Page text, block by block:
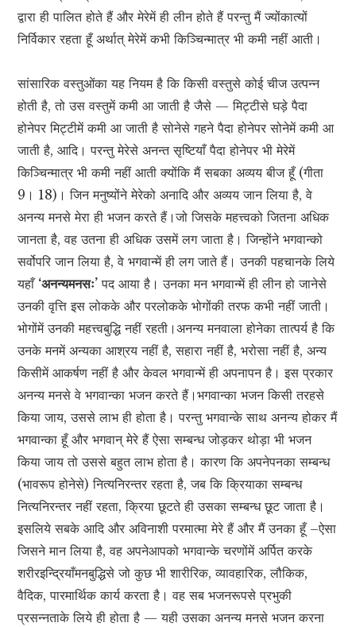
द्वारा ही पालित होते हैं और मेरेमें ही लीन होते हैं परन्तु मैं ज्योंकात्यों
निर्विकार रहता हूँ अर्थात् मेरेमें कभी किञ्चिन्मात्र भी कमी नहीं आती।
सांसारिक वस्तुओंका यह नियम है कि किसी वस्तुसे कोई चीज उत्पन्न
होती है, तो उस वस्तुमें कमी आ जाती है जैसे — मिट्टीसे घड़े पैदा
होनेपर मिट्टीमें कमी आ जाती है सोनेसे गहने पैदा होनेपर सोनेमें कमी आ
जाती है, आदि। परन्तु मेरेसे अनन्त सृष्टियाँ पैदा होनेपर भी मेरेमें
किञ्चिन्मात्र भी कमी नहीं आती क्योंकि मैं सबका अव्यय बीज हूँ (गीता
9। 18)। जिन मनुष्योंने मेरेको अनादि और अव्यय जान लिया है, वे
अनन्य मनसे मेरा ही भजन करते हैं।जो जिसके महत्त्वको जितना अधिक
जानता है, वह उतना ही अधिक उसमें लग जाता है। जिन्होंने भगवान्को
सर्वोपरि जान लिया है, वे भगवान्में ही लग जाते हैं। उनकी पहचानके लिये
यहाँ ‘अनन्यमनसः’ पद आया है। उनका मन भगवान्में ही लीन हो जानेसे
उनकी वृत्ति इस लोकके और परलोकके भोगोंकी तरफ कभी नहीं जाती।
भोगोंमें उनकी महत्त्वबुद्धि नहीं रहती।अनन्य मनवाला होनेका तात्पर्य है कि
उनके मनमें अन्यका आश्रय नहीं है, सहारा नहीं है, भरोसा नहीं है, अन्य
किसीमें आकर्षण नहीं है और केवल भगवान्में ही अपनापन है। इस प्रकार
अनन्य मनसे वे भगवान्का भजन करते हैं।भगवान्का भजन किसी तरहसे
किया जाय, उससे लाभ ही होता है। परन्तु भगवान्के साथ अनन्य होकर मैं
भगवान्का हूँ और भगवान् मेरे हैं ऐसा सम्बन्ध जोड़कर थोड़ा भी भजन
किया जाय तो उससे बहुत लाभ होता है। कारण कि अपनेपनका सम्बन्ध
(भावरूप होनेसे) नित्यनिरन्तर रहता है, जब कि क्रियाका सम्बन्ध
नित्यनिरन्तर नहीं रहता, क्रिया छूटते ही उसका सम्बन्ध छूट जाता है।
इसलिये सबके आदि और अविनाशी परमात्मा मेरे हैं और मैं उनका हूँ –ऐसा
जिसने मान लिया है, वह अपनेआपको भगवान्के चरणोंमें अर्पित करके
शरीरइन्द्रियाँमनबुद्धिसे जो कुछ भी शारीरिक, व्यावहारिक, लौकिक,
वैदिक, पारमार्थिक कार्य करता है। वह सब भजनरूपसे प्रभुकी
प्रसन्नताके लिये ही होता है — यही उसका अनन्य मनसे भजन करना